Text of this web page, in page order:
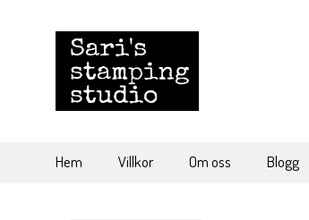
Hem Villkor Om oss Blogg